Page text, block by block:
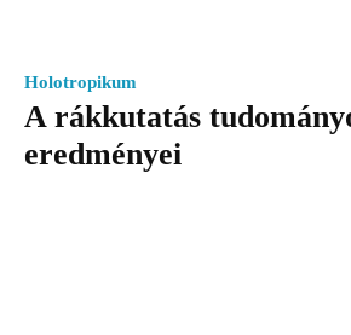
Holotropikum
A rákkutatás
eredményei